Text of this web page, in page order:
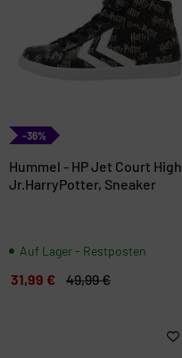
-36%
Hummel - HP Jet Court High
Jr.HarryPotter, Sneaker
Auf Lager - Restposten
31,99 € 49,99 €